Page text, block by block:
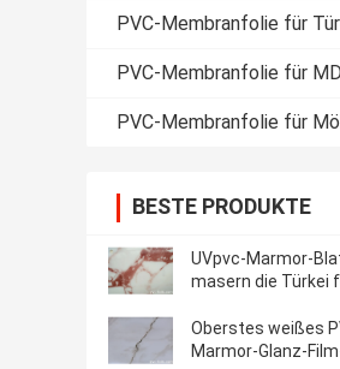
PVC-Membranfolie für
PVC-Membranfolie für
PVC-Membranfolie für
BESTE PRODUKTE
UVpvc-Marmor-
masern die Türkei
Oberstes weißes
Marmor-Glanz-